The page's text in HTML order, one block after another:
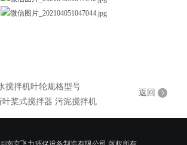
搅拌机叶轮规格型号
叶桨式搅拌器 污泥搅拌机
返回